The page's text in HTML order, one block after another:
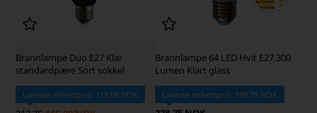
Brannlampe Duo E27 Klar
standardpære Sort sokkel
Laveste enhetspris: 115,00 NOK
Brannlampe 64 LED Hvit E27 300
Lumen Klart glass
Laveste enhetspris: 198,75 NOK